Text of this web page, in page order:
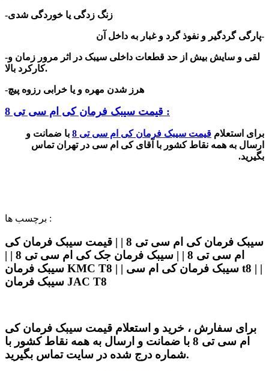
-زنگ زدگی یا خوردگی شدی
-پارگی گردگیر و نفوذ گرد و غبار به داخل آن
-لقی و سایش بیش از حد قطعات داخلی سیبک در اثر مرور زمان و
کارکرد بالا.
-هرز شدن مهره و یا خرابی رزوه پیچ
قیمت سیبک فرمان کی ام سی تی 8 :
برای استعلام قیمت سیبک فرمان کی ام سی تی 8
با ضمانت و
ارسال به همه نقاط کشور با آقای کی ام سی در تهران تماس
بگیرید.
برچسب ها :
سیبک فرمان کی ام سی تی 8 | | قیمت سیبک فرمان کی
ام سی تی 8 | | سیبک فرمان جک کی ام سی تی 8 | |
سیبک فرمان KMC T8 | | سیبک فرمان کی ام سی t8 | |
سیبک فرمان JAC T8
برای سفارش ، خرید و استعلام قیمت سیبک فرمان کی
ام سی تی 8 با ضمانت و ارسال به همه نقاط کشور با
شماره درج شده در سایت تماس بگیرید.